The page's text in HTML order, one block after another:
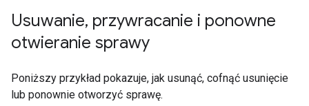
Usuwanie, przywracanie i ponowne
otwieranie sprawy
Poniższy przykład pokazuje, jak usunąć, cofnąć usunięcie
lub ponownie otworzyć sprawę.